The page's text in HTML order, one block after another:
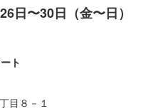
日〜30日（金〜日）
ト
目８－１